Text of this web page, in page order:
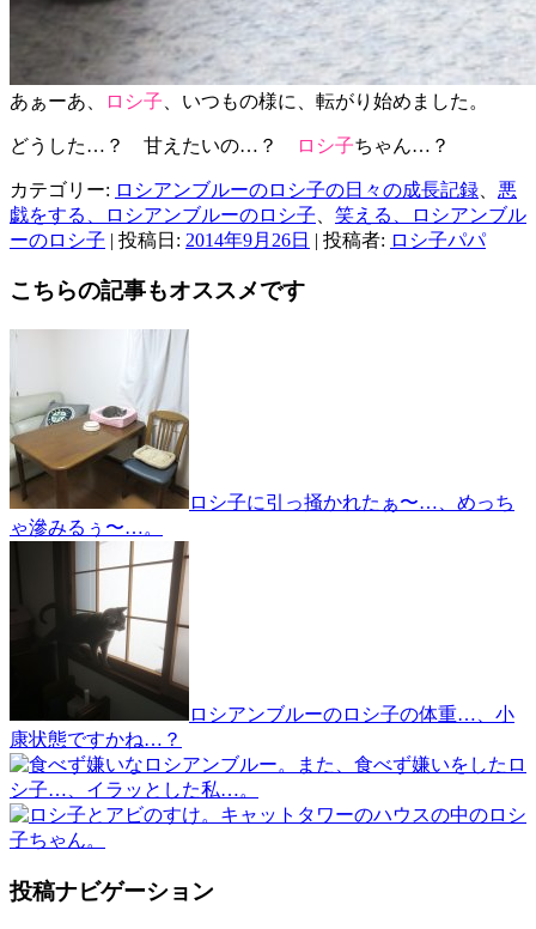
あぁーあ、 ロシ子 、いつもの様に、転がり始めました。
どうした…？ 甘えたいの…？ ロシ子ちゃん…？
カテゴリー: ロシアンブルーのロシ子の日々の成長記録
悪
戯をする、ロシアンブルーのロシ子
笑える、ロシアンブル
ーのロシ子 | 投稿日: 2014年9月26日 | 投稿者: ロシ子パパ
こちらの記事もオススメです
ロシ子に引っ掻かれたぁ〜…、めっち
ゃ滲みるぅ〜…。
ロシアンブルーのロシ子の体重…、小
康状態ですかね…？
また、食べず嫌いをしたロ
シ子…、イラッとした私…。
キャットタワーのハウスの中のロシ
子ちゃん。
投稿ナビゲーション